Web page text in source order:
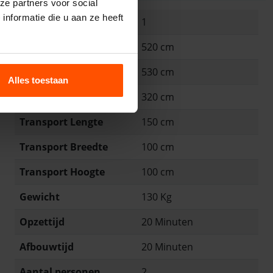
partners voor social
die u aan ze heeft
Alles toestaan
Blowers 1100 watt
1
520 cm
530 cm
Hoogte
320 cm
Transport Lengte
150 cm
Transport Breedte
100 cm
Transport Hoogte
100 cm
Gewicht
130 Kg
Opzettijd
20 Minuten
Afbouwtijd
20 Minuten